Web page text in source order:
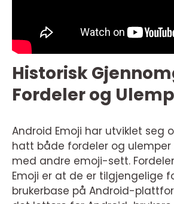
Historisk
Fordeler og
Android Emoji har utviklet seg
hatt både fordeler og
med andre emoji-sett.
Emoji er at de er tilgjengelige
brukerbase på Android-